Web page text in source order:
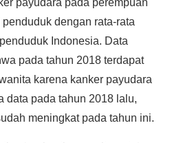
payudara pada perempuan
dengan rata-rata
Indonesia. Data
pada tahun 2018 terdapat
karena kanker payudara
data pada tahun 2018 lalu,
meningkat pada tahun ini.